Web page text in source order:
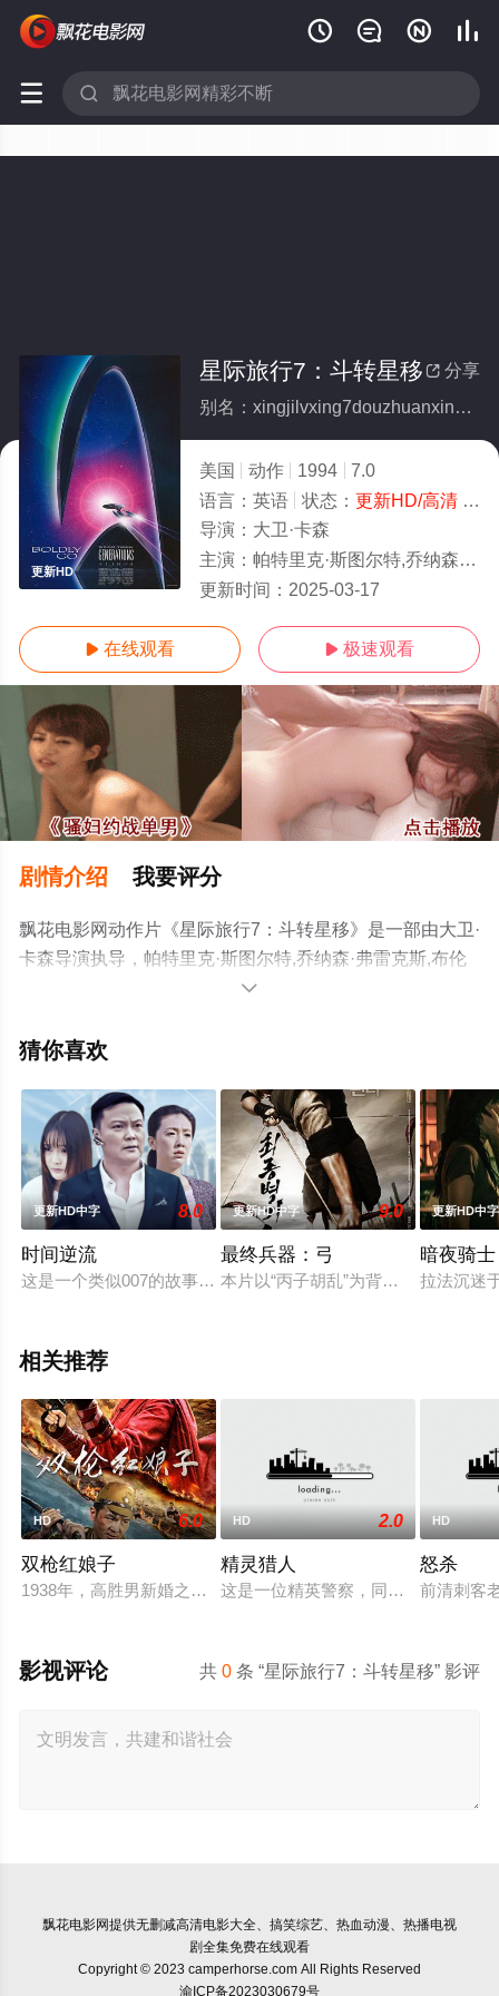
   
 
更新HD
 分享
星际旅行7：斗转星移
别名：xingjilvxing7douzhuanxingyi
美国 动作 1994
7.0
语言： 英语 状态： 更新HD/高清- 免费在线观看
导演： 大卫·卡森
主演： 帕特里克·斯图尔特,乔纳森·弗雷克斯,布伦特·斯皮内,莱瓦尔·伯顿,盖茨·麦克法登,威廉·夏特纳
更新时间： 2025-03-17
 在线观看  极速观看
剧情介绍 我要评分
飘花电影网动作片《星际旅行7：斗转星移》是一部由大卫·
卡森导演执导，帕特里克·斯图尔特,乔纳森·弗雷克斯,布伦
特·斯皮内,莱瓦尔·伯顿,盖茨·麦克法登,威廉·夏特纳等演员
影大全就上飘花影院，更多剧情信息可移步至豆瓣电影、

猜你喜欢
更新HD中字 8.0
时间逆流
这是一个类似007的故事，主人公欧阳陷入了时间的死循环，原
更新HD中字 9.0
最终兵器：弓
本片以“丙子胡乱”为背景。十三年前
更新HD中字
暗夜骑士
拉法沉迷
相关推荐
HD 6.0
双枪红娘子
1938年，高胜男新婚之日，丈夫被日军残害，父辈亦遭屠戮。
HD 2.0
精灵猎人
这是一位精英警察，同时也是精灵猎
HD
怒杀
前清刺客
共0 条 “星际旅行7：斗转星移” 影评
影视评论
飘花电影网提供无删减高清电影大全、搞笑综艺、热血动漫、热播电视
剧全集免费在线观看
Copyright © 2023 camperhorse.com All Rights Reserved
渝ICP备2023030679号